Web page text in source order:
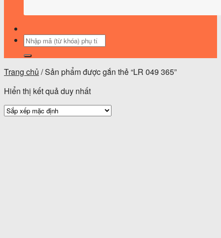
Tìm
Trang chủ /Sản phẩm được gắn thẻ “LR 049 365”
Hiển thị kết quả duy nhất